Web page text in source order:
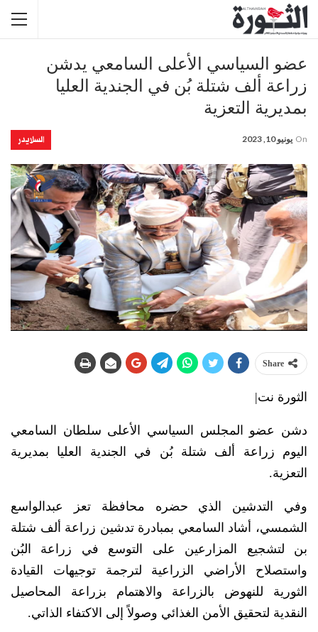
عضو السياسي الأعلى السامعي يدشن
زراعة ألف شتلة بُن في الجندية العليا
بمديرية التعزية
السلايدر On يونيو 10, 2023
Share
الثورة نت|
دشن عضو المجلس السياسي الأعلى سلطان السامعي
اليوم زراعة ألف شتلة بُن في الجندية العليا بمديرية
التعزية.
وفي التدشين الذي حضره محافظة تعز عبدالواسع
الشمسي، أشاد السامعي بمبادرة تدشين زراعة ألف شتلة
بن لتشجيع المزارعين على التوسع في زراعة البُن
واستصلاح الأراضي الزراعية لترجمة توجيهات القيادة
الثورية للنهوض بالزراعة والاهتمام بزراعة المحاصيل
النقدية لتحقيق الأمن الغذائي وصولاً إلى الاكتفاء الذاتي.